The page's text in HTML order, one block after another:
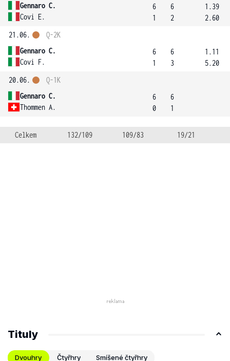
Gennaro C.
Covi E.
6
1
6
2
1.39
2.60
21.06.
Gennaro C.
Covi F.
Q-2K
6
1
6
3
1.11
5.20
20.06.
Gennaro C.
Thommen A.
Q-1K
6
0
6
1
Celkem 132/109 109/83 19/21
Tituly
Dvouhry Čtyřhry Smíšené čtyřhry